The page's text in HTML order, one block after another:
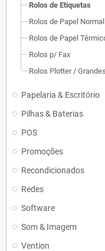
Rolos de Etiquetas
Rolos de Papel Normal
Rolos de Papel
Rolos p/ Fax
Rolos Plotter /
Papelaria & Escritório
Pilhas & Baterias
POS
Promoções
Recondicionados
Redes
Software
Som & Imagem
Vention